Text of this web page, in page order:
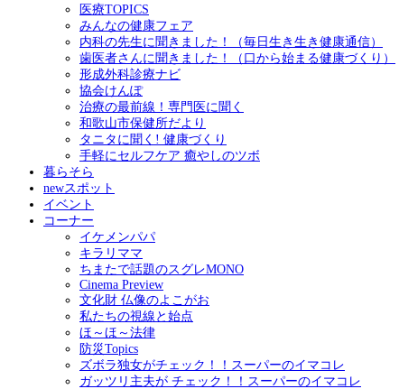
医療TOPICS
みんなの健康フェア
内科の先生に聞きました！（毎日生き生き健康通信）
歯医者さんに聞きました！（口から始まる健康づくり）
形成外科診療ナビ
協会けんぽ
治療の最前線！専門医に聞く
和歌山市保健所だより
タニタに聞く! 健康づくり
手軽にセルフケア 癒やしのツボ
暮らそら
newスポット
イベント
コーナー
イケメンパパ
キラリママ
ちまたで話題のスグレMONO
Cinema Preview
文化財 仏像のよこがお
私たちの視線と始点
ほ～ほ～法律
防災Topics
ズボラ独女がチェック！！スーパーのイマコレ
ガッツリ主夫が チェック！！スーパーのイマコレ